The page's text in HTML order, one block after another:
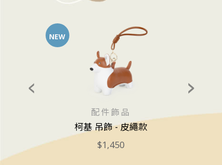
配件飾品
柯基 吊飾 - 皮繩款
1,450
NEW